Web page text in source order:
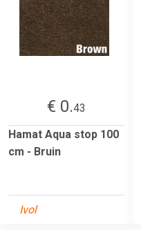
€ 0.43
Hamat Aqua stop 100
cm - Bruin
Ivol